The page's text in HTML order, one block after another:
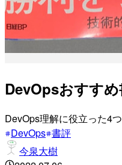
DevOpsおすす
DevOps理解に役立った4
DevOps 書評
今泉大樹